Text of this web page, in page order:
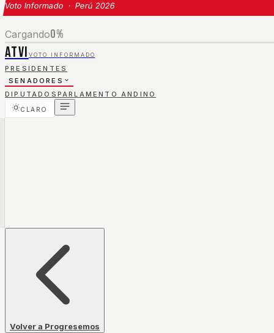
Voto Informado · Perú 2026
Cargando0%
ATVI VOTO INFORMADO
PRESIDENTES
SENADORES
DIPUTADOS PARLAMENTO ANDINO
CLARO
Volver a Progresemos